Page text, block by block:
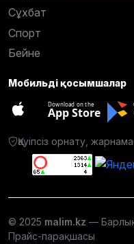
Сұхбат
Спорт
Бейне
Мобильді қосымшалар
Download on the
App Store
Қауіпсіз орнату,
© 2025 malim.kz —
Прайс-парақшасы